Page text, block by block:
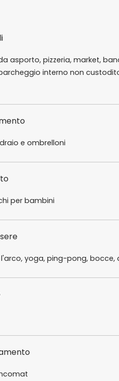
asporto, pizzeria, market,
interno non
e ombrelloni
per bambini
yoga, ping-pong, bocce,